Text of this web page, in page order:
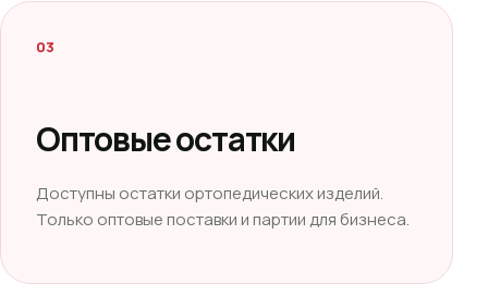
03
Оптовые остатки
Доступны остатки ортопедических изделий.
Только оптовые поставки и партии для бизнеса.